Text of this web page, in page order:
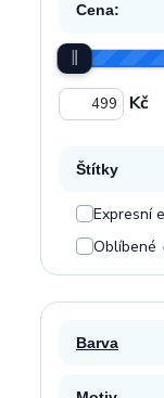
Cena:
Kč
Štítky
Expresní
Oblíbené
Barva